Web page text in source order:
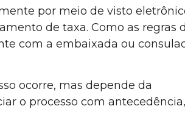
por meio de visto
de taxa. Como as regras
com a embaixada ou
ocorre, mas depende da
o processo com antecedência,